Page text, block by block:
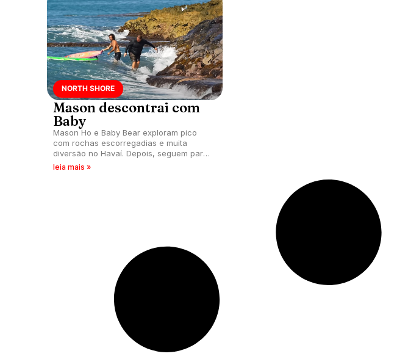
NORTH SHORE
Mason descontrai com
Baby
Mason Ho e Baby Bear exploram pico
com rochas escorregadias e muita
diversão no Havaí. Depois, seguem para
Backdoor para compartilhar risadas e
leia mais »